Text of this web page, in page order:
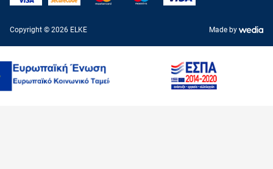
Copyright © 2026 ELKE Made by